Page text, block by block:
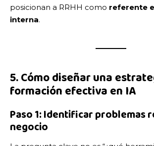
posicionan a RRHH como referente
interna.
5. Cómo diseñar una
formación efectiva en IA
Paso 1: Identificar problemas
negocio